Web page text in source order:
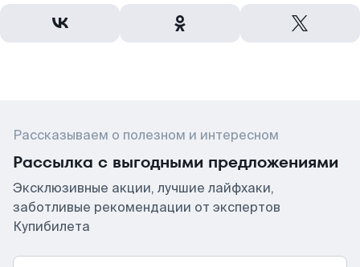
Рассказываем о полезном и интересном
Рассылка с выгодными предложениями
Эксклюзивные акции, лучшие лайфхаки,
заботливые рекомендации от экспертов
Купибилета